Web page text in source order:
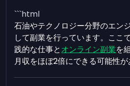
```html
石油やテクノロジー分野のエン
して副業を行っています。ここ
践的な仕事とオンライン副業を
月収をほぼ2倍にできる可能性が